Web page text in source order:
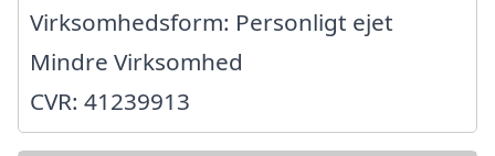
Virksomhedsform: Personligt ejet
Mindre Virksomhed
CVR: 41239913